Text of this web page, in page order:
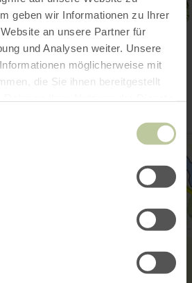
geben wir Informationen zu Ihrer
an unsere Partner für
und Analysen weiter. Unsere
möglicherweise mit
die Sie ihnen bereitgestellt